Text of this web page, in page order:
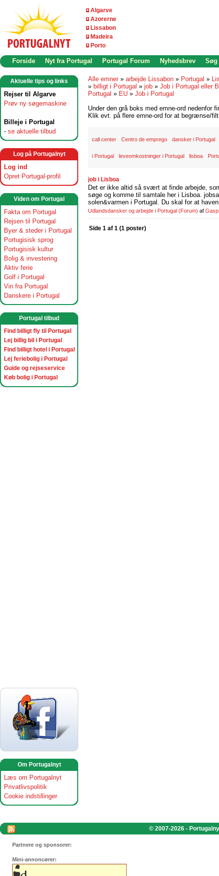
Algarve
Azorerne
Lissabon
Madeira
Porto
Forside Nyt fra Portugal Portugal Forum Nyhedsbrev Søg
Aktuelle tips og links
Rejser til Algarve
Prøv ny søgemaskine
Billeje i Portugal
- se aktuelle tilbud
Log på Portugalnyt
Log ind
Opret Portugal-profil
Viden om Portugal
Fakta om Portugal
Rejsen til Portugal
Byer & steder i Portugal
Portugisisk sprog
Portugisisk kultur
Bolig & investering
Aktiv ferie
Golf i Portugal
Vin fra Portugal
Danskere i Portugal
Portugal tilbud
Find billigt fly til Portugal
Lej billig bil i Portugal
Find billigt hotel i Portugal
Lej feriebolig i Portugal
Guide og rejseservice
Køb bolig i Portugal
Om Portugalnyt
Læs om Portugalnyt
Privatlivspolitik
Cookie indstillinger
Alle emner » arbejde Lissabon » Portugal »
» billigt i Portugal » job » Job i Portugal eller
Portugal » EU » Job i Portugal
Under den grå boks med emne-ord nedenfor
Klik evt. på flere emne-ord for at begrænse/
call center Centro de emprego dansker i Portugal
i Portugal leveomkostninger i Portugal lisboa
job i Lisboa
Det er ikke altid så svært at finde arbejde,
søge og komme til samtale her i Lisboa.
solen&varmen i Portugal. Du skal for at
Udlandsdansker og arbejde i Portugal (Forum) af
Side 1 af 1 (1 poster)
© 2007-2026 -
Partnere og sponsorer:
Mini-annoncører: